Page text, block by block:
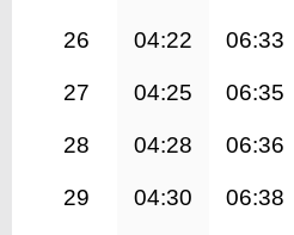
26 04:22 06:33
27 04:25 06:35
28 04:28 06:36
29 04:30 06:38